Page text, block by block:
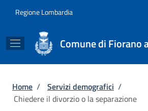
Regione Lombardia
Comune di Fiorano
Briciole di pane
Home / Servizi demografici /
Chiedere il divorzio o la separazione